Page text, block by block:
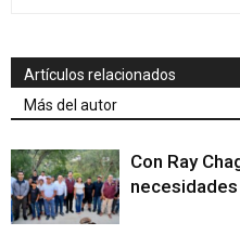
Artículos relacionados
Más del autor
Con Ray